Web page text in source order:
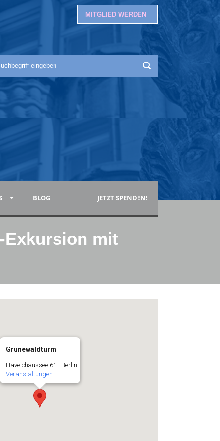
MITGLIED WERDEN
BLOG JETZT SPENDEN!
Exkursion mit
Grunewaldturm
Havelchaussee 61 - Berlin
Veranstaltungen